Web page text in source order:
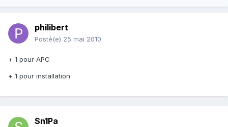
philibert
Posté(e) 25 mai 2010
+ 1 pour APC
+ 1 pour installation
Sn1Pa